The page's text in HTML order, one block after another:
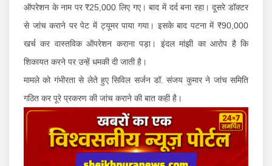
ऑपरेशन के नाम पर ₹25,000 लिए गए। बाद में दर्द बना रहा। दूसरे डॉक्टर
से जांच कराने पर पेट में ट्यूमर पाया गया। इसके बाद पटना में ₹90,000
खर्च कर वास्तविक ऑपरेशन कराना पड़ा। इंदल मांझी का आरोप है कि
शिकायत करने पर उन्हें धमकी दी जाती है।
मामले को गंभीरता से लेते हुए सिविल सर्जन डॉ. संजय कुमार ने जांच समिति
गठित कर पूरे प्रकरण की जांच कराने की बात कही है।